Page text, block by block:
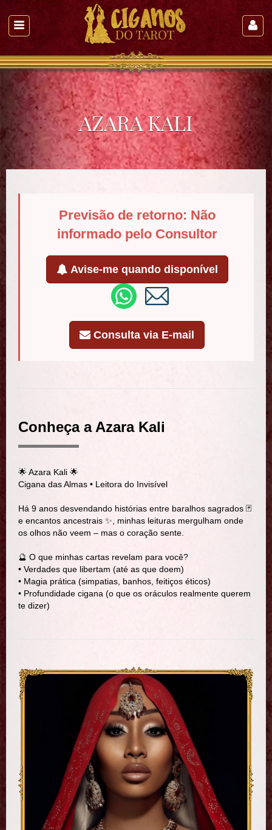
AZARA KALI
Previsão de retorno: Não
informado pelo Consultor
Avise-me quando disponível
Consulta via E-mail
Conheça a Azara Kali
🌟 Azara Kali 🌟
Cigana das Almas • Leitora do Invisível
Há 9 anos desvendando histórias entre baralhos sagrados 🃏
e encantos ancestrais ✨, minhas leituras mergulham onde
os olhos não veem – mas o coração sente.
🔮 O que minhas cartas revelam para você?
• Verdades que libertam (até as que doem)
• Magia prática (simpatias, banhos, feitiços éticos)
• Profundidade cigana (o que os oráculos realmente querem
te dizer)